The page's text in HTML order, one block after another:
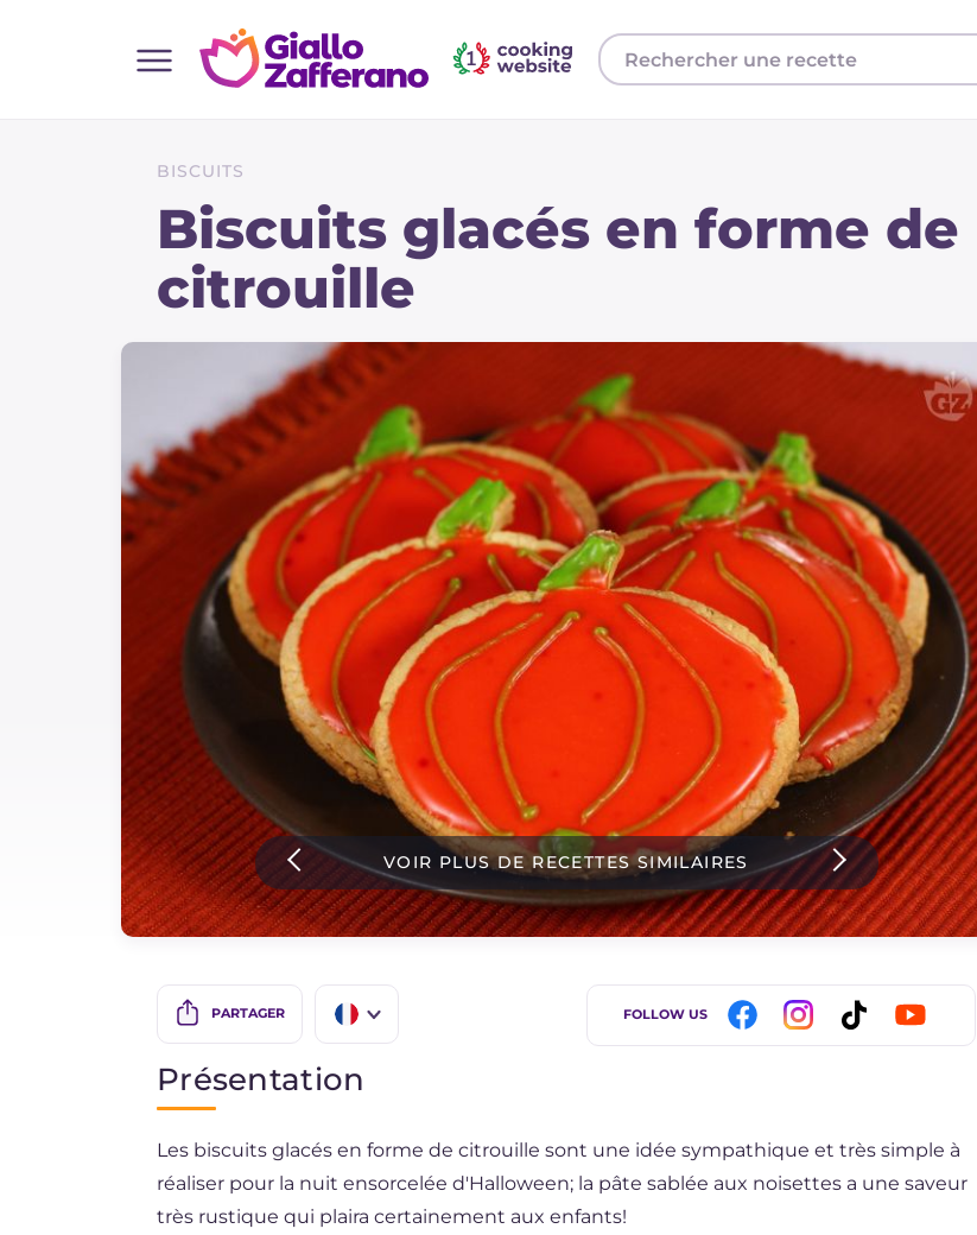
Toutes les recettes
Plats principaux
Pizzas et focaccia
Gateaux et patisserie
Dernieres recettes
Instagram
YouTube
BISCUITS
Biscuits glacés en forme de
citrouille
VOIR PLUS DE RECETTES SIMILAIRES
PARTAGER
DE
FOLLOW US
Présentation
Les biscuits glacés en forme de citrouille sont une idée sympathique et très simple à
réaliser pour la nuit ensorcelée d'Halloween; la pâte sablée aux noisettes a une saveur
très rustique qui plaira certainement aux enfants!